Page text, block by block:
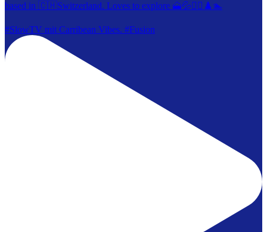
based in 🇨🇭Switzerland. Loves to explore 🗻💦🚴‍♀️♟️🏊
#SlowTV mit Carribean Vibes. #Fusion